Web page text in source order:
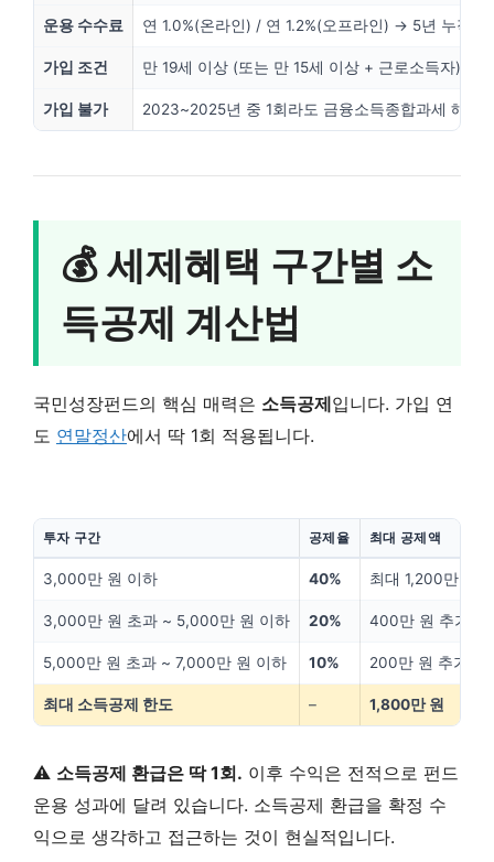
운용 수수료 연 1.0%(온라인) / 연 1.2%(오프라인) → 5년 누적
가입 조건 만 19세 이상 (또는 만 15세 이상 + 근로소득자)
가입 불가 2023~2025년 중 1회라도 금융소득종합과세 해당
💰 세제혜택 구간별 소
득공제 계산법
국민성장펀드의 핵심 매력은 소득공제입니다. 가입 연
도 연말정산에서 딱 1회 적용됩니다.
투자 구간 공제율 최대 공제액
3,000만 원 이하 40% 최대 1,200만 원
3,000만 원 초과 ~ 5,000만 원 이하 20% 400만 원 추가
5,000만 원 초과 ~ 7,000만 원 이하 10% 200만 원 추가
최대 소득공제 한도 – 1,800만 원
⚠️ 소득공제 환급은 딱 1회. 이후 수익은 전적으로 펀드
운용 성과에 달려 있습니다. 소득공제 환급을 확정 수
익으로 생각하고 접근하는 것이 현실적입니다.